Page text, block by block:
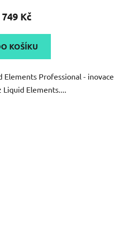
749 Kč
KOŠÍKU
Elements Professional - inovace
Elements....